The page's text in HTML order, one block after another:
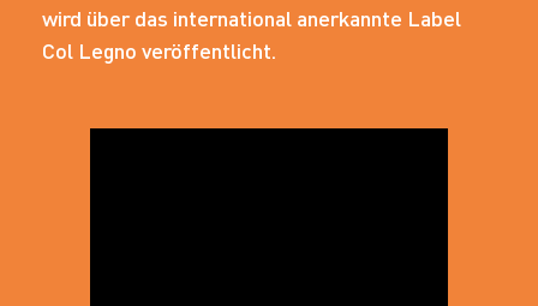
wird über das international anerkannte Label
Col Legno veröffentlicht.